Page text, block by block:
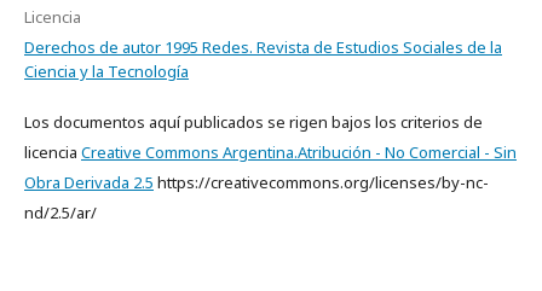
Licencia
Derechos de autor 1995 Redes. Revista de Estudios Sociales de la
Ciencia y la Tecnología
Los documentos aquí publicados se rigen bajos los criterios de
licencia Creative Commons Argentina.Atribución - No Comercial - Sin
Obra Derivada 2.5 https://creativecommons.org/licenses/by-nc-
nd/2.5/ar/